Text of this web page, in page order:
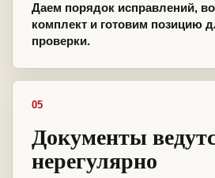
Даем порядок исправлений,
комплект и готовим позицию
проверки.
05
Документы
нерегулярно